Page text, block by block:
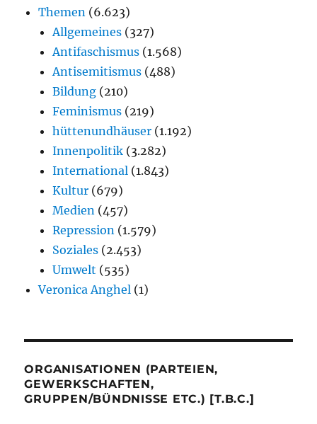
Themen (6.623)
Allgemeines (327)
Antifaschismus (1.568)
Antisemitismus (488)
Bildung (210)
Feminismus (219)
hüttenundhäuser (1.192)
Innenpolitik (3.282)
International (1.843)
Kultur (679)
Medien (457)
Repression (1.579)
Soziales (2.453)
Umwelt (535)
Veronica Anghel (1)
ORGANISATIONEN (PARTEIEN,
GEWERKSCHAFTEN,
GRUPPEN/BÜNDNISSE ETC.) [T.B.C.]